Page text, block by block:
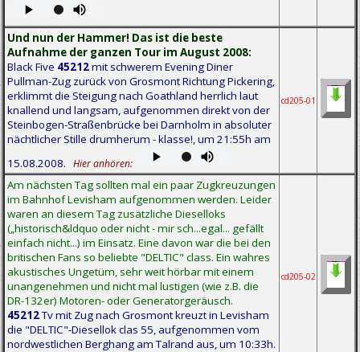
Und nun der Hammer! Das ist die beste
Aufnahme der ganzen Tour im August 2008:
Black Five 45212mit schwerem Evening Diner
Pullman-Zug zurück von Grosmont Richtung Pickering,
erklimmt die Steigung nach Goathland herrlich laut
knallend und langsam, aufgenommen direkt von der
Steinbogen-Straßenbrücke bei Darnholm in absoluter
nächtlicher Stille drumherum - klasse!, um 21:55h am
15.08.2008.
Hier anhören:
cd205-01
Am nächsten Tag sollten mal ein paar Zugkreuzungen
im Bahnhof Levisham aufgenommen werden. Leider
waren an diesem Tag zusätzliche Dieselloks
(„historisch&ldquo oder nicht - mir sch...egal... gefällt
einfach nicht...) im Einsatz. Eine davon war die bei den
britischen Fans so beliebte "DELTIC" class. Ein wahres
akustisches Ungetüm, sehr weit hörbar mit einem
unangenehmen und nicht mal lustigen (wie z.B. die
DR-132er) Motoren- oder Generatorgeräusch.
45212Tv mit Zug nach Grosmont kreuzt in Levisham
die "DELTIC"-Diesellok clas 55, aufgenommen vom
nordwestlichen Berghang am Talrand aus, um 10:33h.
cd205-02